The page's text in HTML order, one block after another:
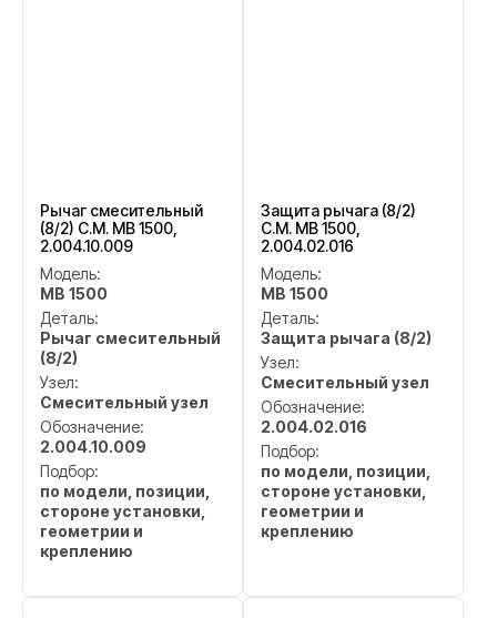
Рычаг смесительный
(8/2) C.M. MB 1500,
2.004.10.009
Модель:
MB 1500
Деталь:
Рычаг смесительный
(8/2)
Узел:
Смесительный узел
Обозначение:
2.004.10.009
Подбор:
по модели, позиции,
стороне установки,
геометрии и
креплению
Защита рычага (8/2)
C.M. MB 1500,
2.004.02.016
Модель:
MB 1500
Деталь:
Защита рычага (8/2)
Узел:
Смесительный узел
Обозначение:
2.004.02.016
Подбор:
по модели, позиции,
стороне установки,
геометрии и
креплению